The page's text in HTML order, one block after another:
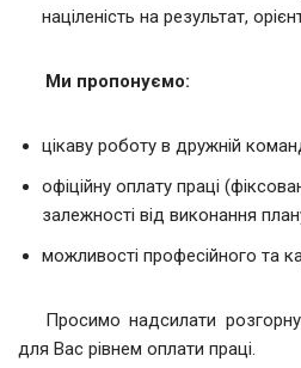
націленість на результат,
Ми пропонуємо:
цікаву роботу в дружній
офіційну оплату праці
залежності від виконання
можливості професійного та
Просимо надсилати
для Вас рівнем оплати праці.